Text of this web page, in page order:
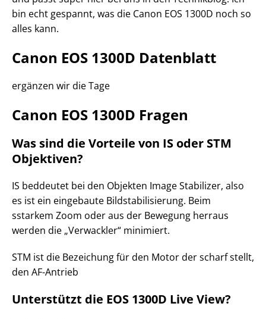
bin echt gespannt, was die Canon EOS 1300D noch so
alles kann.
Canon EOS 1300D Datenblatt
ergänzen wir die Tage
Canon EOS 1300D Fragen
Was sind die Vorteile von IS oder STM
Objektiven?
IS beddeutet bei den Objekten Image Stabilizer, also
es ist ein eingebaute Bildstabilisierung. Beim
sstarkem Zoom oder aus der Bewegung herraus
werden die „Verwackler“ minimiert.
STM ist die Bezeichung für den Motor der scharf stellt,
den AF-Antrieb
Unterstützt die EOS 1300D Live View?